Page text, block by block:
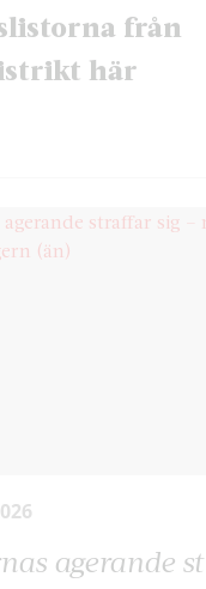
från
här
agerande